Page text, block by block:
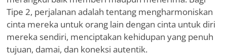
Tipe 2, perjalanan adalah tentang mengharmoniskan
cinta mereka untuk orang lain dengan cinta untuk diri
mereka sendiri, menciptakan kehidupan yang penuh
tujuan, damai, dan koneksi autentik.